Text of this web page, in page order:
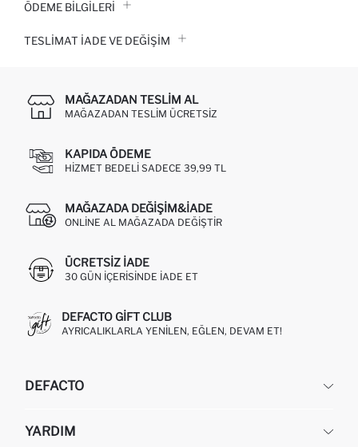
ÖDEME BİLGİLERİ
TESLIMAT İADE VE DEĞIŞIM
MAĞAZADAN TESLIM AL
MAĞAZADAN TESLIM ÜCRETSIZ
KAPIDA ÖDEME
HIZMET BEDELI SADECE 39,99 TL
MAĞAZADA DEĞIŞIM&İADE
ONLINE AL MAĞAZADA DEĞIŞTIR
ÜCRETSIZ IADE
30 GÜN IÇERISINDE IADE ET
DEFACTO GIFT CLUB
AYRICALIKLARLA YENILEN, EĞLEN, DEVAM ET!
DEFACTO
HAKKIMIZDA
YARDIM